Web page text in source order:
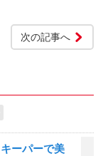
次の記事へ
ーパーで美